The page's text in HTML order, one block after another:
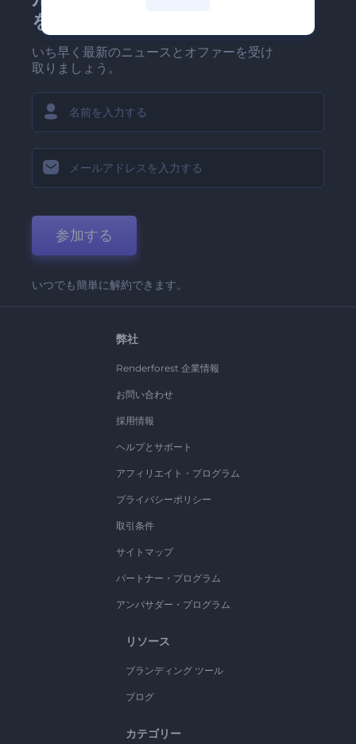
を！
いち早く最新のニュースとオファーを受け
取りましょう。
参加する
いつでも簡単に解約できます。
弊社
Renderforest 企業情報
お問い合わせ
採用情報
ヘルプとサポート
アフィリエイト・プログラム
プライバシーポリシー
取引条件
サイトマップ
パートナー・プログラム
アンバサダー・プログラム
リソース
ブランディング ツール
ブログ
カテゴリー